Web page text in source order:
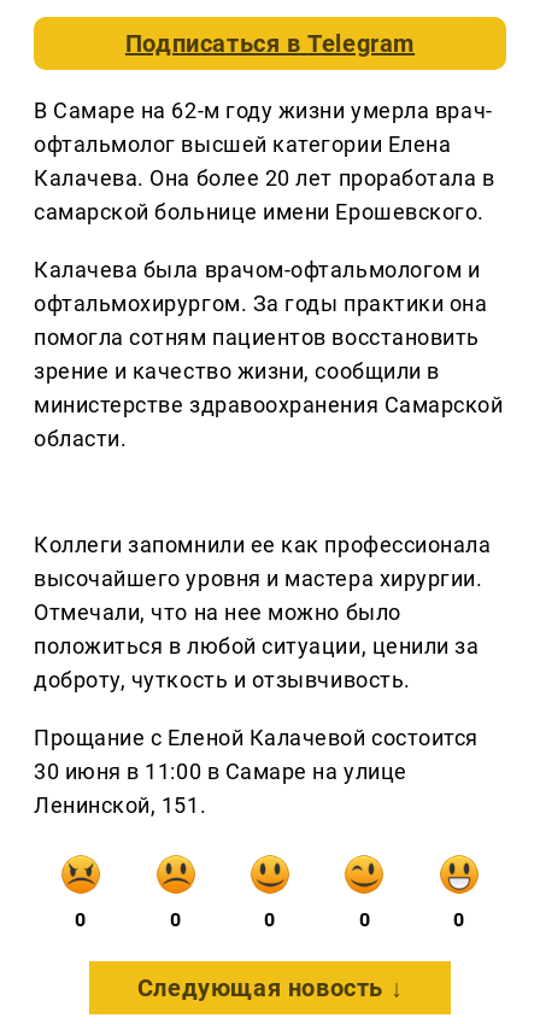
Подписаться вTelegram
В Самаре на 62-м году жизни умерла врач-
офтальмолог высшей категории Елена
Калачева. Она более 20 лет проработала в
самарской больнице имени Ерошевского.
Калачева была врачом-офтальмологом и
офтальмохирургом. За годы практики она
помогла сотням пациентов восстановить
зрение и качество жизни, сообщили в
министерстве здравоохранения Самарской
области.
Коллеги запомнили ее как профессионала
высочайшего уровня и мастера хирургии.
Отмечали, что на нее можно было
положиться в любой ситуации, ценили за
доброту, чуткость и отзывчивость.
Прощание с Еленой Калачевой состоится
30 июня в 11:00 в Самаре на улице
Ленинской, 151.
0 0 0 0 0
Следующая новость ↓